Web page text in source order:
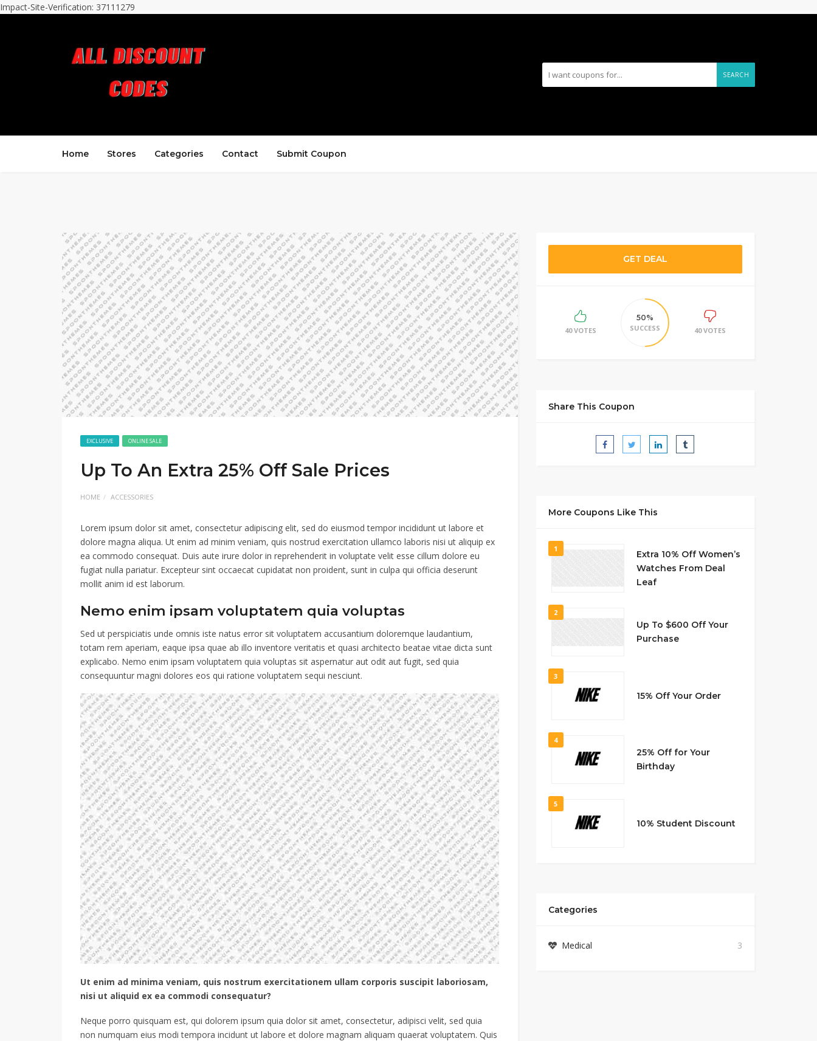
Impact-Site-Verification: 37111279
SEARCH
Home Stores Categories Contact Submit Coupon
EXCLUSIVE ONLINE SALE
Up To An Extra 25% Off Sale Prices
HOME ACCESSORIES
Lorem ipsum dolor sit amet, consectetur adipiscing elit, sed do eiusmod tempor incididunt ut labore et
dolore magna aliqua. Ut enim ad minim veniam, quis nostrud exercitation ullamco laboris nisi ut aliquip ex
ea commodo consequat. Duis aute irure dolor in reprehenderit in voluptate velit esse cillum dolore eu
fugiat nulla pariatur. Excepteur sint occaecat cupidatat non proident, sunt in culpa qui officia deserunt
mollit anim id est laborum.
Nemo enim ipsam voluptatem quia voluptas
Sed ut perspiciatis unde omnis iste natus error sit voluptatem accusantium doloremque laudantium,
totam rem aperiam, eaque ipsa quae ab illo inventore veritatis et quasi architecto beatae vitae dicta sunt
explicabo. Nemo enim ipsam voluptatem quia voluptas sit aspernatur aut odit aut fugit, sed quia
consequuntur magni dolores eos qui ratione voluptatem sequi nesciunt.
Ut enim ad minima veniam, quis nostrum exercitationem ullam corporis suscipit laboriosam,
nisi ut aliquid ex ea commodi consequatur?
Neque porro quisquam est, qui dolorem ipsum quia dolor sit amet, consectetur, adipisci velit, sed quia
non numquam eius modi tempora incidunt ut labore et dolore magnam aliquam quaerat voluptatem. Quis
GET DEAL
40 VOTES
50%
SUCCESS
40 VOTES
Share This Coupon
More Coupons Like This
1
Extra 10% Off Women’s
Watches From Deal
Leaf
2
Up To $600 Off Your
Purchase
3
15% Off Your Order
4
25% Off for Your
Birthday
5
10% Student Discount
Categories
Medical 3